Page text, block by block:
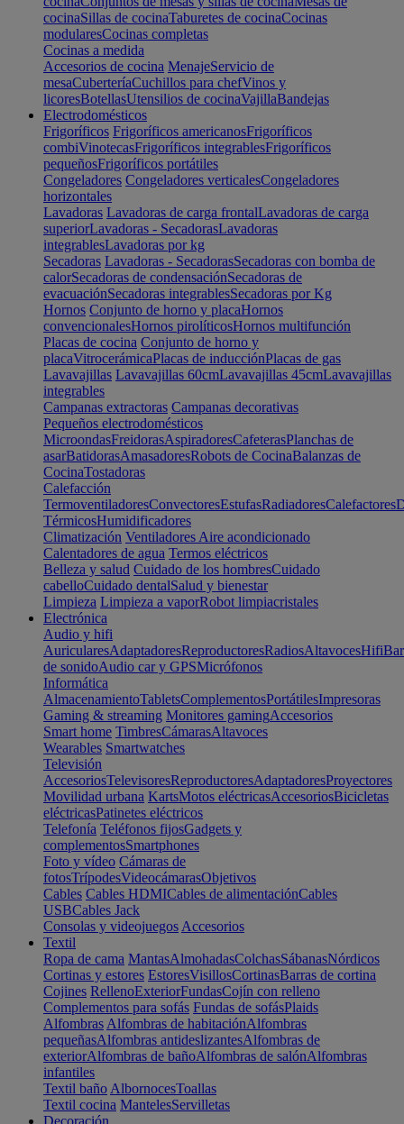
cocinaSillas de cocinaTaburetes de cocinaCocinas
modularesCocinas completas
Cocinas a medida
Accesorios de cocina MenajeServicio de
mesaCuberteríaCuchillos para chefVinos y
licoresBotellasUtensilios de cocinaVajillaBandejas
Electrodomésticos
Frigoríficos Frigoríficos americanosFrigoríficos
combiVinotecasFrigoríficos integrablesFrigoríficos
pequeñosFrigoríficos portátiles
Congeladores Congeladores verticalesCongeladores
horizontales
Lavadoras Lavadoras de carga frontalLavadoras de carga
superiorLavadoras - SecadorasLavadoras
integrablesLavadoras por kg
Secadoras Lavadoras - SecadorasSecadoras con bomba de
calorSecadoras de condensaciónSecadoras de
evacuaciónSecadoras integrablesSecadoras por Kg
Hornos Conjunto de horno y placaHornos
convencionalesHornos pirolíticosHornos multifunción
Placas de cocina Conjunto de horno y
placaVitrocerámicaPlacas de inducciónPlacas de gas
Lavavajillas Lavavajillas 60cmLavavajillas 45cmLavavajillas
integrables
Campanas extractoras Campanas decorativas
Pequeños electrodomésticos
MicroondasFreidorasAspiradoresCafeterasPlanchas de
asarBatidorasAmasadoresRobots de CocinaBalanzas de
CocinaTostadoras
Calefacción
TermoventiladoresConvectoresEstufasRadiadoresCalefactores
TérmicosHumidificadores
Climatización Ventiladores Aire acondicionado
Calentadores de agua Termos eléctricos
Belleza y salud Cuidado de los hombresCuidado
cabelloCuidado dentalSalud y bienestar
Limpieza Limpieza a vaporRobot limpiacristales
Electrónica
Audio y hifi
AuricularesAdaptadoresReproductoresRadiosAltavocesHifi
de sonidoAudio car y GPSMicrófonos
Informática
AlmacenamientoTabletsComplementosPortátilesImpresoras
Gaming & streaming Monitores gamingAccesorios
Smart home TimbresCámarasAltavoces
Wearables Smartwatches
Televisión
AccesoriosTelevisoresReproductoresAdaptadoresProyectores
Movilidad urbana KartsMotos eléctricasAccesoriosBicicletas
eléctricasPatinetes eléctricos
Telefonía Teléfonos fijosGadgets y
complementosSmartphones
Foto y vídeo Cámaras de
fotosTrípodesVideocámarasObjetivos
Cables Cables HDMICables de alimentaciónCables
USBCables Jack
Consolas y videojuegos Accesorios
Textil
Ropa de cama MantasAlmohadasColchasSábanasNórdicos
Cortinas y estores EstoresVisillosCortinasBarras de cortina
Cojines RellenoExteriorFundasCojín con relleno
Complementos para sofás Fundas de sofásPlaids
Alfombras Alfombras de habitaciónAlfombras
pequeñasAlfombras antideslizantesAlfombras de
exteriorAlfombras de bañoAlfombras de salónAlfombras
infantiles
Textil baño AlbornocesToallas
Textil cocina MantelesServilletas
Decoración